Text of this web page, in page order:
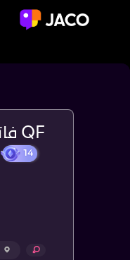
QF فاتن القحطاني 🕊️💕